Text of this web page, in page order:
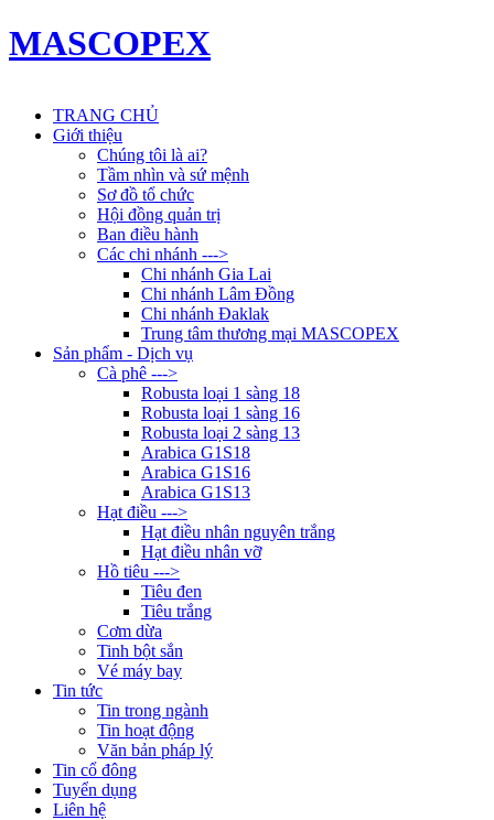
MASCOPEX
TRANG CHỦ
Giới thiệu
Chúng tôi là ai?
Tầm nhìn và sứ mệnh
Sơ đồ tổ chức
Hội đồng quản trị
Ban điều hành
Các chi nhánh --->
Chi nhánh Gia Lai
Chi nhánh Lâm Đồng
Chi nhánh Đaklak
Trung tâm thương mại MASCOPEX
Sản phẩm - Dịch vụ
Cà phê --->
Robusta loại 1 sàng 18
Robusta loại 1 sàng 16
Robusta loại 2 sàng 13
Arabica G1S18
Arabica G1S16
Arabica G1S13
Hạt điều --->
Hạt điều nhân nguyên trắng
Hạt điều nhân vỡ
Hồ tiêu --->
Tiêu đen
Tiêu trắng
Cơm dừa
Tinh bột sắn
Vé máy bay
Tin tức
Tin trong ngành
Tin hoạt động
Văn bản pháp lý
Tin cổ đông
Tuyển dụng
Liên hệ